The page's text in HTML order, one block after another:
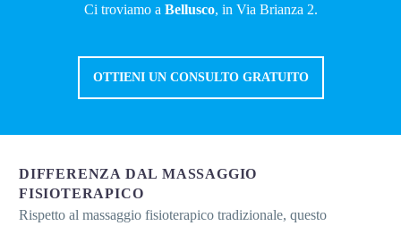
Ci troviamo a Bellusco, in Via Brianza 2.
OTTIENI UN CONSULTO GRATUITO
DIFFERENZA DAL MASSAGGIO
FISIOTERAPICO
Rispetto al massaggio fisioterapico tradizionale, questo